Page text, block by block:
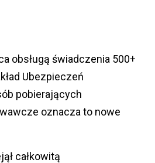
obsługą świadczenia 500+
Ubezpieczeń
pobierających
oznacza to nowe
całkowitą